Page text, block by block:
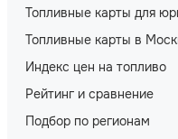
Топливные карты для
Топливные карты в
Индекс цен на топливо
Рейтинг и сравнение
Подбор по регионам